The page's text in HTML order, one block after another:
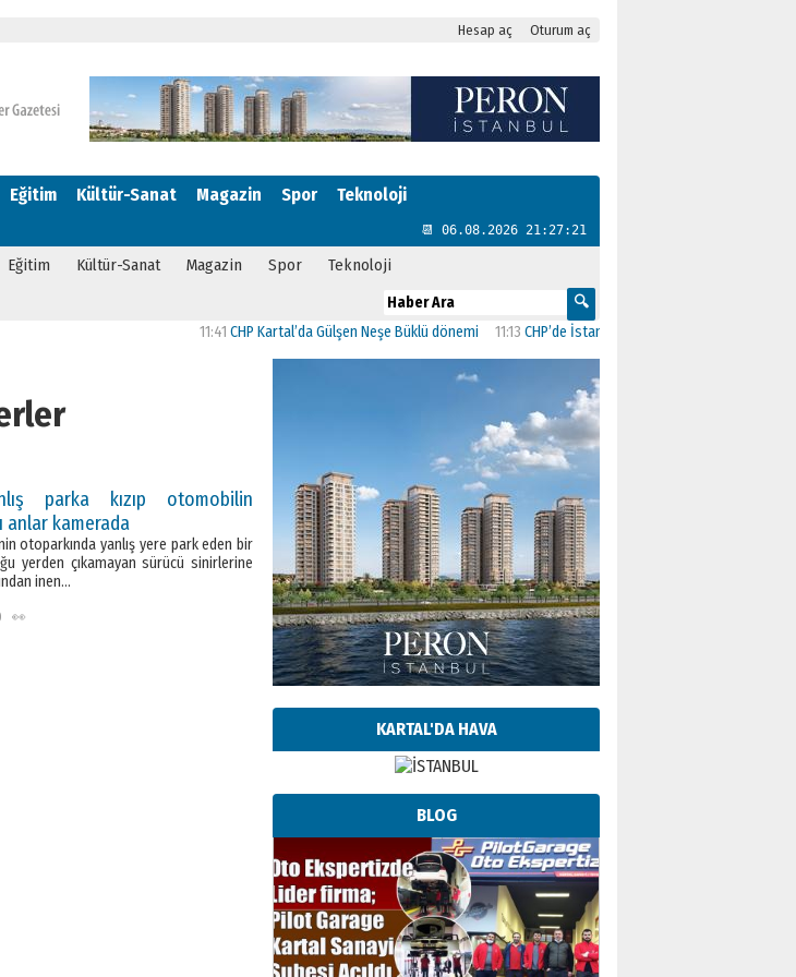
Hesap aç Oturum aç
Eğitim Kültür-Sanat Magazin Spor Teknoloji
📆 06.08.2026 21:27:22
Eğitim Kültür-Sanat Magazin Spor Teknoloji
CHP Kartal’da Gülşen Neşe Büklü dönemi 11:13CHP’de İstanbul’daki 23 İlçenin Başkanları Belli Oldu
parka kızıp otomobilin
anlar kamerada
otoparkında yanlış yere park eden bir
yerden çıkamayan sürücü sinirlerine
inen…
👀
KARTAL'DA HAVA
BLOG